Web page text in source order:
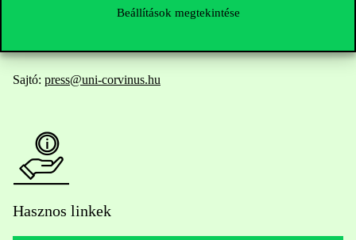
Beállítások megtekintése
Sajtó: press@uni-corvinus.hu
Hasznos linkek